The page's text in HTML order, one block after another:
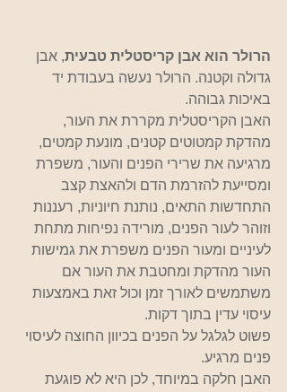
הרולר הוא אבן קריסטלית טבעית, אבן
גדולה וקטנה. הרולר נעשה בעבודת יד
באיכות גבוהה.
האבן הקריסטלית מקררת את העור,
מהדקת קמטוטים קטנים, מונעת קמטים,
מרגיעה את שרירי הפנים והעור, משפרת
ומסייעת להזרמת הדם ולהאצת קצב
התחדשות התאים, נותנת חיוניות, רעננות
וזוהר לעור הפנים, מורידה נפיחות מתחת
לעיניים ומעור הפנים משפרת את גמישות
העור מהדקת ומחטבת את העור אם
משתמשים לאורך זמן וכול זאת באמצעות
עיסוי עדין בתוך דקות.
פשוט לגלגל על הפנים בכיוון החוצה לעיסוי
פנים מרגיע.
האבן חלקה במיוחד, לכן היא לא פוגעת